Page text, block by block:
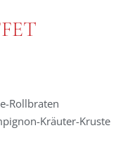
Rollbraten
Kräuter-Kruste